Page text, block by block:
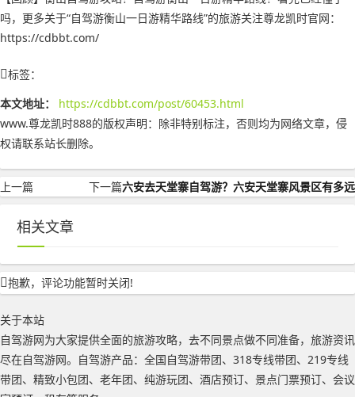
吗，更多关于“自驾游衡山一日游精华路线”的旅游关注尊龙凯时官网：
https://cdbbt.com/
标签：
本文地址：
https://cdbbt.com/post/60453.html
www.尊龙凯时888的版权声明： 除非特别标注，否则均为网络文章，侵
权请联系站长删除。
上一篇 下一篇六安去天堂寨自驾游？六安天堂寨风景区有多远
相关文章
抱歉，评论功能暂时关闭!
关于本站
自驾游网为大家提供全面的旅游攻略，去不同景点做不同准备，旅游资讯
尽在自驾游网。自驾游产品：全国自驾游带团、318专线带团、219专线
带团、精致小包团、老年团、纯游玩团、酒店预订、景点门票预订、会议